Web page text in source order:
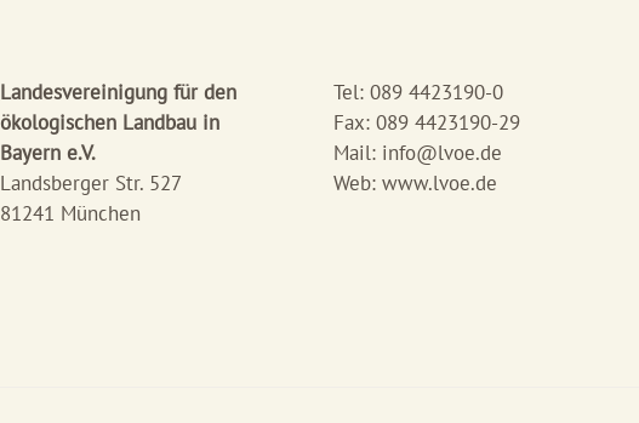
Landesvereinigung für den
ökologischen Landbau in
Bayern e.V.
Landsberger Str. 527
81241 München
Tel: 089 4423190-0
Fax: 089 4423190-29
Mail: info@lvoe.de
Web: www.lvoe.de